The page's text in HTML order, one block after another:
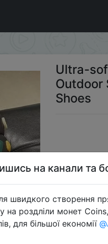
Slippers Anti-slip Home
Ultra-
Outdoor
Shoes
на канали та
швидкого створення
на роздліли монет
для більшої економії